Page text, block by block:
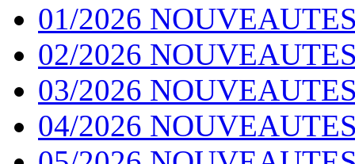
01/2026
02/2026
03/2026
04/2026